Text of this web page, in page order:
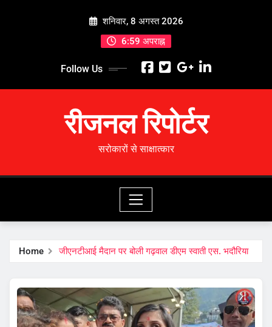
शनिवार, 8 अगस्त 2026
6:59 अपराह्न
Follow Us
रीजनल रिपोर्टर
सरोकारों से साक्षात्कार
Home जीएनटीआई मैदान पर बोली गढ़वाल डीएम स्वाती एस. भदौरिया